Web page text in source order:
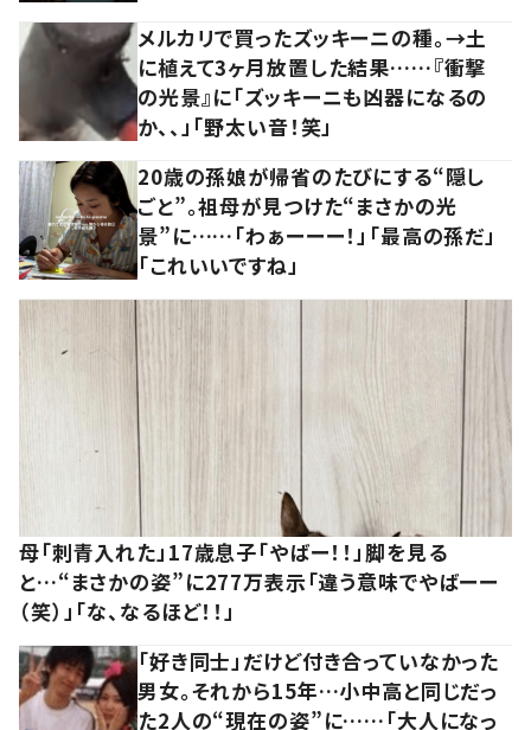
メルカリで買ったズッキーニの種。→土
に植えて3ヶ月放置した結果……『衝撃
の光景』に「ズッキーニも凶器になるの
か、、」「野太い音！笑」
20歳の孫娘が帰省のたびにする“隠し
ごと”。祖母が見つけた“まさかの光
景”に……「わぁーーー！」「最高の孫だ」
「これいいですね」
母「刺青入れた」17歳息子「やばー！！」脚を見る
と…“まさかの姿”に277万表示「違う意味でやばーー
（笑）」「な、なるほど！！」
「好き同士」だけど付き合っていなかった
男女。それから15年…小中高と同じだっ
た2人の“現在の姿”に……「大人になっ